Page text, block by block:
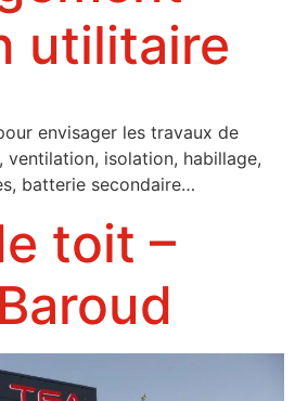
utilitaire
envisager les travaux de
isolation, habillage,
batterie secondaire…
toit –